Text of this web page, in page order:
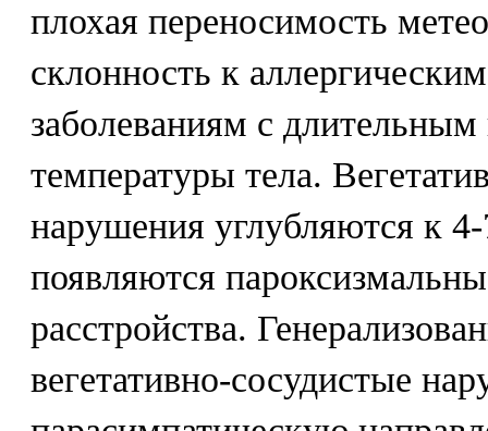
плохая переносимость
склонность к
заболеваниям с
температуры тела.
нарушения углубляются к 4-
появляются
расстройства.
вегетативно-сосудистые